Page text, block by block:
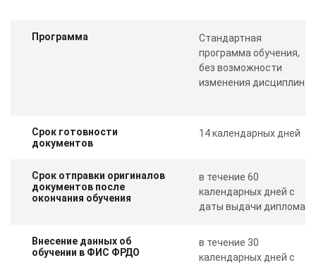
Программа
Стандартная
программа обучения,
без возможности
изменения дисциплин
Срок готовности
документов
14 календарных дней
Срок отправки оригиналов
документов после
окончания обучения
в течение 60
календарных дней с
даты выдачи диплома
Внесение данных об
обучении в ФИС ФРДО
в течение 30
календарных дней с